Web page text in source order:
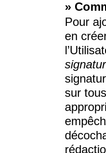
»
Pour
en
sur